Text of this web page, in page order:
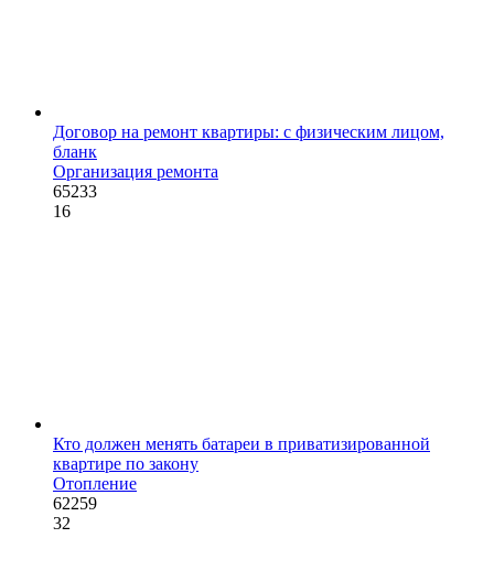
Договор на ремонт квартиры: с физическим лицом,
бланк
Организация ремонта
65233
16
Кто должен менять батареи в приватизированной
квартире по закону
Отопление
62259
32